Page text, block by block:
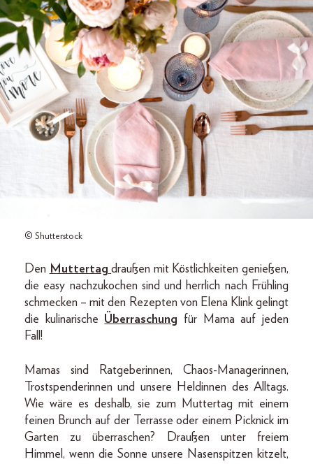
© Shutterstock
Den Muttertagdraußen mit Köstlichkeiten genießen,
die easy nachzukochen sind und herrlich nach Frühling
schmecken – mit den Rezepten von Elena Klink gelingt
die kulinarische Überraschung für Mama auf jeden
Fall!
Mamas sind Ratgeberinnen, Chaos-Managerinnen,
Trostspenderinnen und unsere Heldinnen des Alltags.
Wie wäre es deshalb, sie zum Muttertag mit einem
feinen Brunch auf der Terrasse oder einem Picknick im
Garten zu überraschen? Draußen unter freiem
Himmel, wenn die Sonne unsere Nasenspitzen kitzelt,